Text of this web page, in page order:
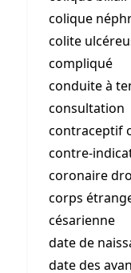
colique
colite
compliqué
conduite à
consultation
contraceptif
contre-
coronaire
corps
césarienne
date de
date des